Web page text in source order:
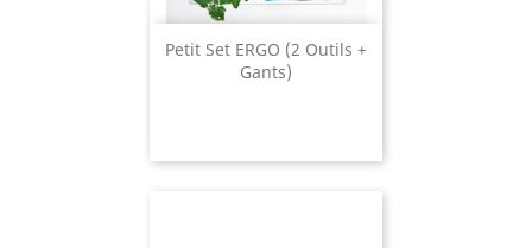
Petit Set ERGO (2 Outils +
Gants)